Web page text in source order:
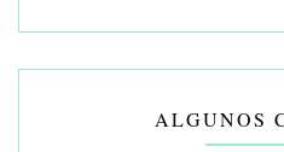
ALGUNOS